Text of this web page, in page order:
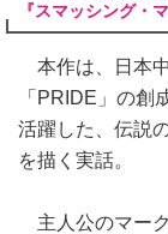
『スマッシング・
本作は、日本
「PRIDE」の創
活躍した、伝説
を描く実話。
主人公のマー